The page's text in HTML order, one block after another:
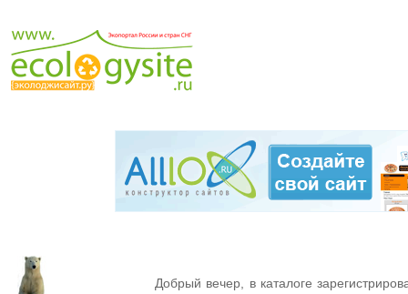
Добрый вечер, в каталоге